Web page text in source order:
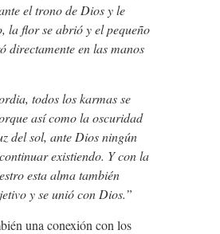
el trono de Dios y le
la flor se abrió y el pequeño
directamente en las manos
todos los karmas se
así como la oscuridad
del sol, ante Dios ningún
existiendo. Y con la
esta alma también
y se unió con Dios.”
una conexión con los